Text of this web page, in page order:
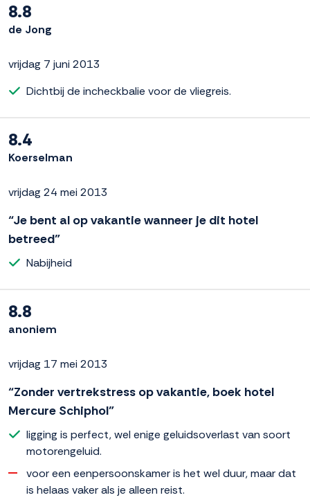
8.8
de Jong
vrijdag 7 juni 2013
Dichtbij de incheckbalie voor de vliegreis.
8.4
Koerselman
vrijdag 24 mei 2013
“Je bent al op vakantie wanneer je dit hotel
betreed”
Nabijheid
8.8
anoniem
vrijdag 17 mei 2013
“Zonder vertrekstress op vakantie, boek hotel
Mercure Schiphol”
ligging is perfect, wel enige geluidsoverlast van soort
motorengeluid.
voor een eenpersoonskamer is het wel duur, maar dat
is helaas vaker als je alleen reist.